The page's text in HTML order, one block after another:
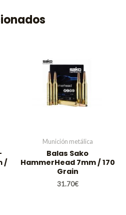
/
Munición metálica
Balas Sako
HammerHead 7mm / 170
Grain
31.70€